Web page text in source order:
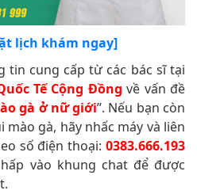
lịch khám ngay]
tin cung cấp từ các bác sĩ tại
Tế Cộng Đồng về vấn đề
gà ở nữ giới”. Nếu bạn còn
gà, hãy nhấc máy và liên
số điện thoại: 0383.666.193
vào khung chat để được